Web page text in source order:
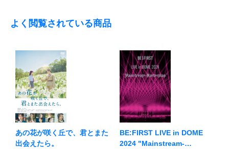
よく閲覧されている商品
あの花が咲く丘で、君とまた
出会えたら。
BE:FIRST LIVE in DOME
2024 "Mainstream-